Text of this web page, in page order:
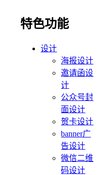
特色功能
设计
海报设计
邀请函设
计
公众号封
面设计
贺卡设计
banner广
告设计
微信二维
码设计